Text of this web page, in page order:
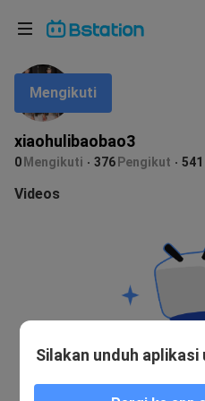
xiaohulibaobao3
0 Mengikuti 376 Pengikut 541
Mengikuti
Videos
Silakan unduh
Bahasa: Bahasa Indonesia
Pilih bahasa
English
ภาษาไทย
Tiếng Việt